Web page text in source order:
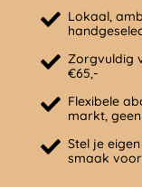
Lokaal,
Zorgvuldig
€65,-
Flexibele
markt,
Stel je
smaak